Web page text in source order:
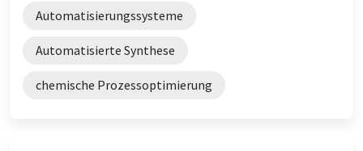
Automatisierungssysteme
Automatisierte Synthese
chemische Prozessoptimierung